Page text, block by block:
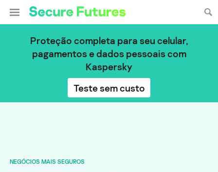
Proteção completa para seu celular,
pagamentos e dados pessoais com
Kaspersky
Teste sem custo
NEGÓCIOS MAIS SEGUROS